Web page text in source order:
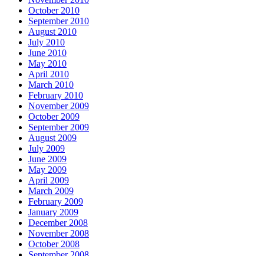
October 2010
September 2010
August 2010
July 2010
June 2010
May 2010
April 2010
March 2010
February 2010
November 2009
October 2009
September 2009
August 2009
July 2009
June 2009
May 2009
April 2009
March 2009
February 2009
January 2009
December 2008
November 2008
October 2008